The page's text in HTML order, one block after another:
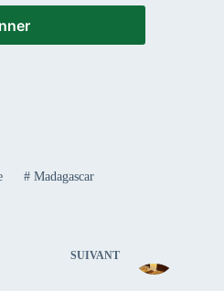
# Madagascar
SUIVANT